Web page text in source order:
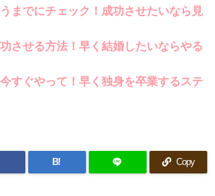
までにチェック！成功させたいなら見
させる方法！早く結婚したいならやる
すぐやって！早く独身を卒業するステ
B! Copy